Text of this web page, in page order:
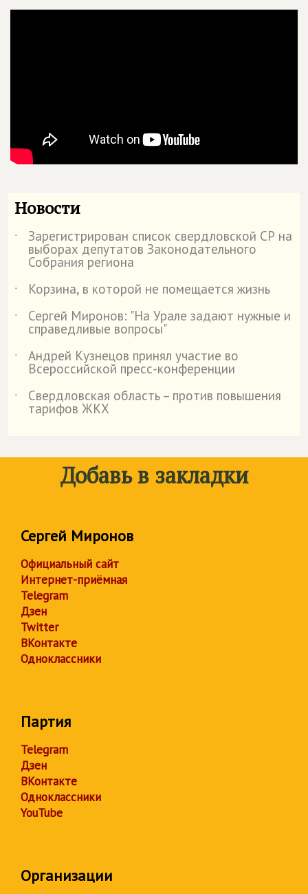
Новости
˙ Зарегистрирован список свердловской СР на
выборах депутатов Законодательного
Собрания региона
˙
Корзина, в которой не помещается жизнь
˙
Сергей Миронов: "На Урале задают нужные и
справедливые вопросы"
˙
Андрей Кузнецов принял участие во
Всероссийской пресс-конференции
˙
Свердловская область – против повышения
тарифов ЖКХ
Добавь в закладки
Сергей Миронов
Официальный сайт
Интернет-приёмная
Telegram
Дзен
Twitter
ВКонтакте
Одноклассники
Партия
Telegram
Дзен
ВКонтакте
Одноклассники
YouTube
Организации